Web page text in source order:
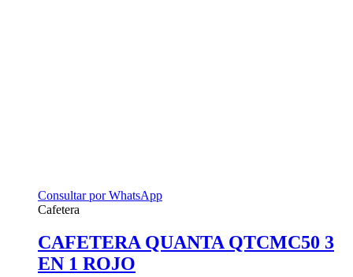
Consultar por WhatsApp
Cafetera
CAFETERA QUANTA QTCMC50 3
EN 1 ROJO